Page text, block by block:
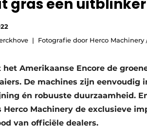
gras een uitblinker
Fotografie door Herco
het Amerikaanse Encore de
De machines zijn eenvoudig
én robuuste duurzaamheid.
Herco Machinery de exclusieve
van officiële dealers.